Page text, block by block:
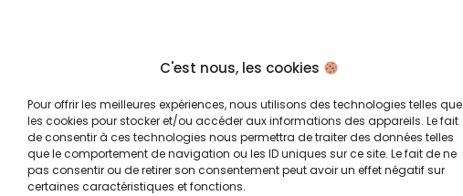
C'est nous, les cookies
Pour offrir les meilleures expériences, nous utilisons des technologies telles que
les cookies pour stocker et/ou accéder aux informations des appareils. Le fait
de consentir à ces technologies nous permettra de traiter des données telles
que le comportement de navigation ou les ID uniques sur ce site. Le fait de ne
pas consentir ou de retirer son consentement peut avoir un effet négatif sur
certaines caractéristiques et fonctions.